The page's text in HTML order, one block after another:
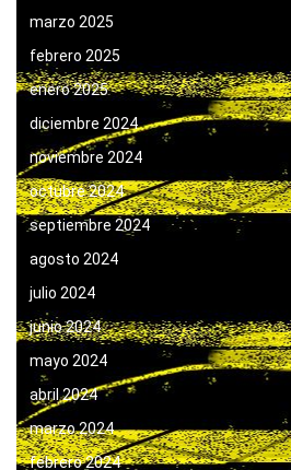
marzo 2025
febrero 2025
enero 2025
diciembre 2024
noviembre 2024
octubre 2024
septiembre 2024
agosto 2024
julio 2024
junio 2024
mayo 2024
abril 2024
marzo 2024
febrero 2024